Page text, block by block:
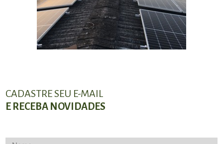
CADASTRE SEU E-MAIL
E RECEBA NOVIDADES